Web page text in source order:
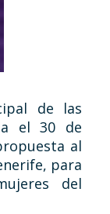
de las
el 30 de
al
para
del